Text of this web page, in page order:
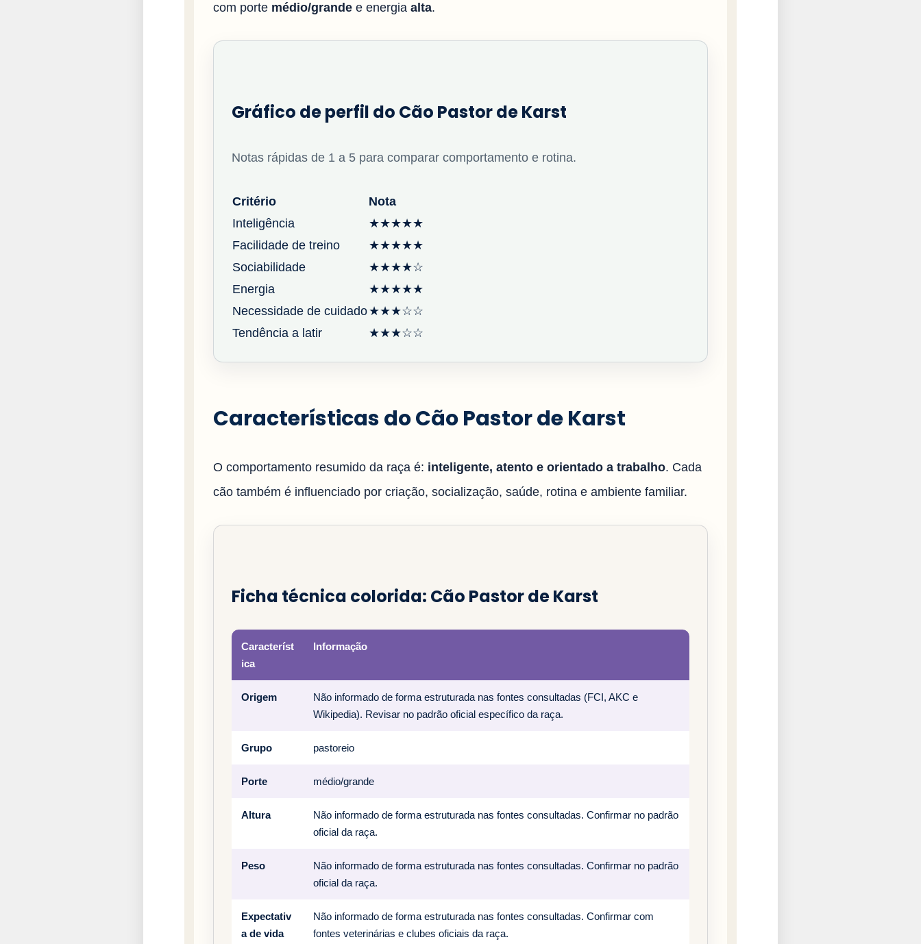
com porte médio/grande e energia alta.
Gráfico de perfil do Cão Pastor de Karst
Notas rápidas de 1 a 5 para comparar comportamento e rotina.
Critério
Nota
Inteligência
★★★★★
Facilidade de treino
★★★★★
Sociabilidade
★★★★☆
Energia
★★★★★
Necessidade de cuidado★★★☆☆
Tendência a latir
★★★☆☆
Características do Cão Pastor de Karst
O comportamento resumido da raça é: inteligente, atento e orientado a trabalho. Cada
cão também é influenciado por criação, socialização, saúde, rotina e ambiente familiar.
Ficha técnica colorida: Cão Pastor de Karst
Característ
ica
Informação
Origem
Não informado de forma estruturada nas fontes consultadas (FCI, AKC e
Wikipedia). Revisar no padrão oficial específico da raça.
Grupo pastoreio
Porte médio/grande
Altura
Não informado de forma estruturada nas fontes consultadas. Confirmar no padrão
oficial da raça.
Peso
Não informado de forma estruturada nas fontes consultadas. Confirmar no padrão
oficial da raça.
Expectativ
a de vida
Não informado de forma estruturada nas fontes consultadas. Confirmar com
fontes veterinárias e clubes oficiais da raça.